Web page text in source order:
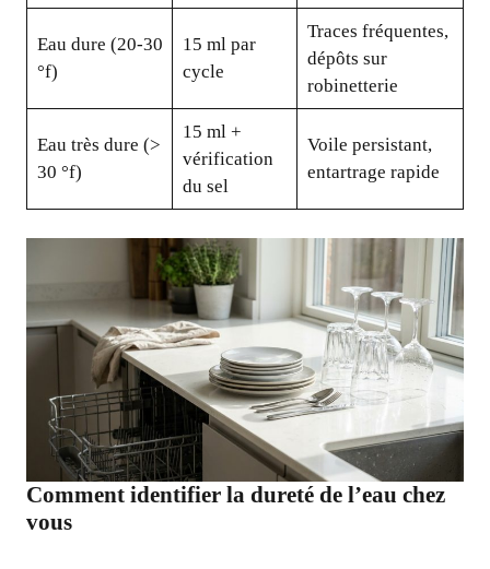
Eau dure (20-30
°f)
15 ml par
cycle
Traces fréquentes,
dépôts sur
robinetterie
Eau très dure (>
30 °f)
15 ml +
vérification
du sel
Voile persistant,
entartrage rapide
Comment identifier la dureté de l’eau chez
vous